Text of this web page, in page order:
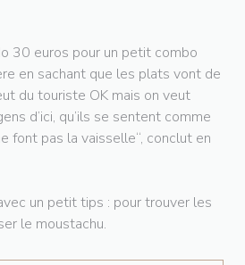
30 euros pour un petit combo
en sachant que les plats vont de
du touriste OK mais on veut
d’ici, qu’ils se sentent comme
font pas la vaisselle“, conclut en
un petit tips : pour trouver les
le moustachu.